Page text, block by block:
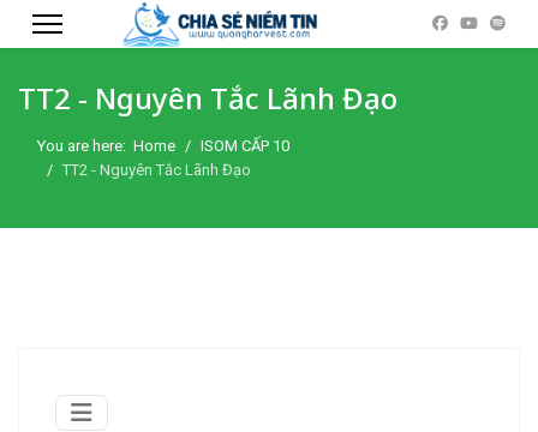
TT2 - Nguyên Tắc Lãnh Đạo
You are here: Home
ISOM CẤP 10
TT2 - Nguyên Tắc Lãnh Đạo